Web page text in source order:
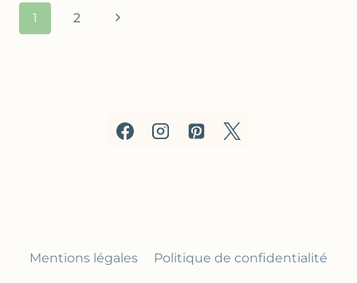
Navigation
de
1 2
Page
Mentions légales Politique de confidentialité